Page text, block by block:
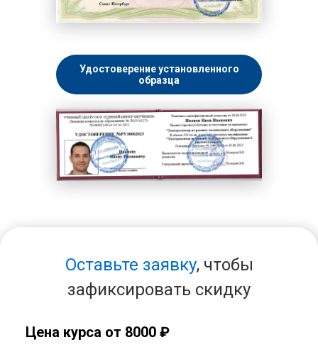
Удостоверение установленного
образца
Оставьте заявку, чтобы
зафиксировать скидку
Цена курса от 8000 ₽